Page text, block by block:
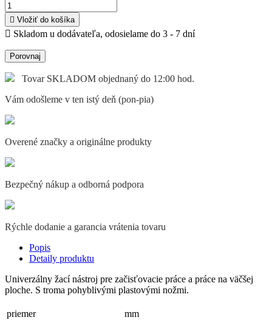
 Vložiť do košíka
 Skladom u dodávateľa, odosielame do 3 - 7 dní
Porovnaj
Tovar SKLADOM objednaný do 12:00 hod.
Vám odošleme v ten istý deň (pon-pia)
Overené značky a originálne produkty
Bezpečný nákup a odborná podpora
Rýchle dodanie a garancia vrátenia tovaru
Popis
Detaily produktu
Univerzálny žací nástroj pre začisťovacie práce a práce na väčšej
ploche. S troma pohyblivými plastovými nožmi.
priemer
mm